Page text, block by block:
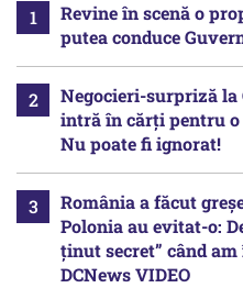
Revine în scenă o
putea conduce
Negocieri-surpriză la
intră în cărți pentru o
Nu poate fi ignorat!
România a făcut
Polonia au evitat-o:
ținut secret” când
DCNews VIDEO